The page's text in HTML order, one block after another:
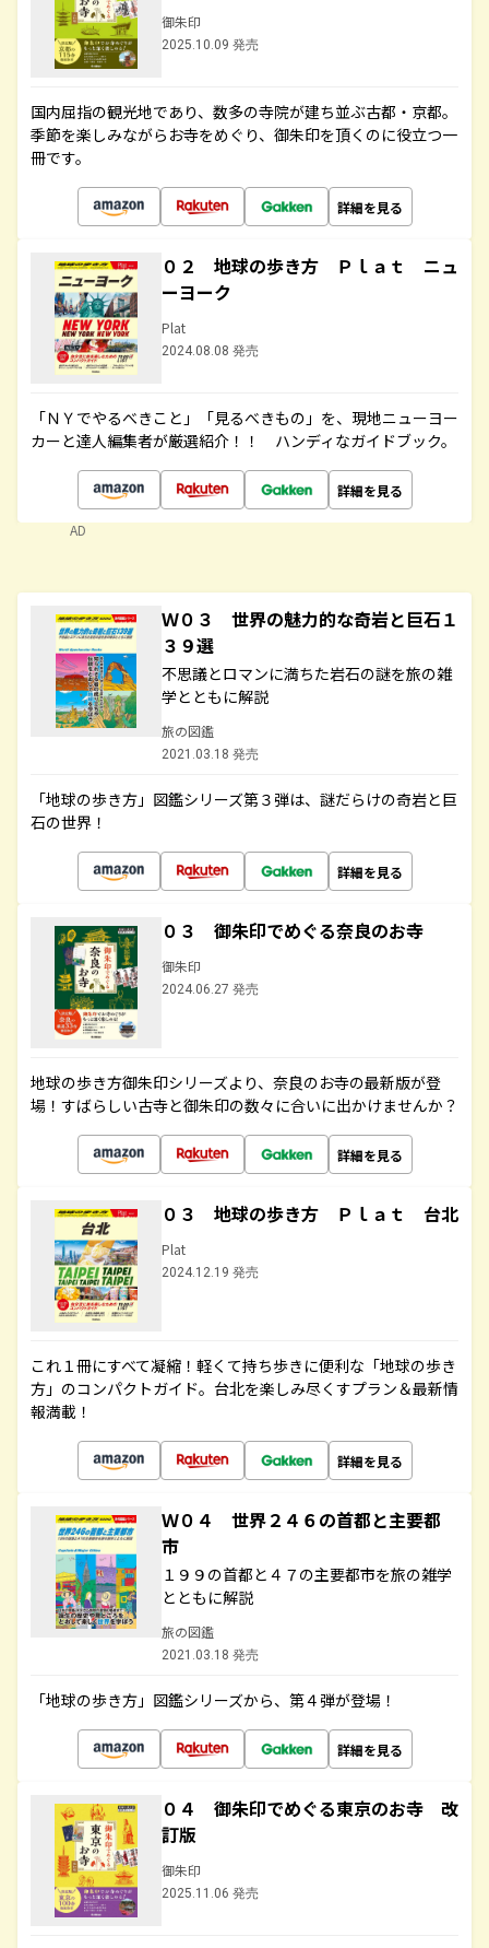
御朱印
2025.10.09 発売
国内屈指の観光地であり、数多の寺院が建ち並ぶ古都・京都。
季節を楽しみながらお寺をめぐり、御朱印を頂くのに役立つ一
冊です。
詳細を見る
０２ 地球の歩き方 Ｐｌａｔ ニュ
ーヨーク
Plat
2024.08.08 発売
「ＮＹでやるべきこと」「見るべきもの」を、現地ニューヨー
カーと達人編集者が厳選紹介！！ ハンディなガイドブック。
詳細を見る
AD
Ｗ０３ 世界の魅力的な奇岩と巨石１
３９選
不思議とロマンに満ちた岩石の謎を旅の雑
学とともに解説
旅の図鑑
2021.03.18 発売
「地球の歩き方」図鑑シリーズ第３弾は、謎だらけの奇岩と巨
石の世界！
詳細を見る
０３ 御朱印でめぐる奈良のお寺
御朱印
2024.06.27 発売
地球の歩き方御朱印シリーズより、奈良のお寺の最新版が登
場！すばらしい古寺と御朱印の数々に合いに出かけませんか？
詳細を見る
０３ 地球の歩き方 Ｐｌａｔ 台北
Plat
2024.12.19 発売
これ１冊にすべて凝縮！軽くて持ち歩きに便利な「地球の歩き
方」のコンパクトガイド。台北を楽しみ尽くすプラン＆最新情
報満載！
詳細を見る
Ｗ０４ 世界２４６の首都と主要都
市
１９９の首都と４７の主要都市を旅の雑学
とともに解説
旅の図鑑
2021.03.18 発売
「地球の歩き方」図鑑シリーズから、第４弾が登場！
詳細を見る
０４ 御朱印でめぐる東京のお寺 改
訂版
御朱印
2025.11.06 発売